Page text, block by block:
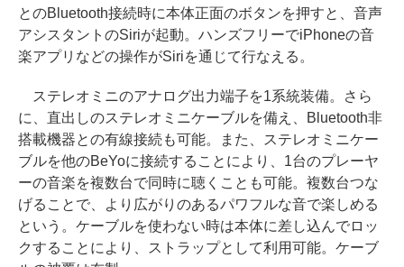
とのBluetooth接続時に本体正面のボタンを押すと、音声
アシスタントのSiriが起動。ハンズフリーでiPhoneの音
楽アプリなどの操作がSiriを通じて行なえる。
ステレオミニのアナログ出力端子を1系統装備。さら
に、直出しのステレオミニケーブルを備え、Bluetooth非
搭載機器との有線接続も可能。また、ステレオミニケー
ブルを他のBeYoに接続することにより、1台のプレーヤ
ーの音楽を複数台で同時に聴くことも可能。複数台つな
げることで、より広がりのあるパワフルな音で楽しめる
という。ケーブルを使わない時は本体に差し込んでロッ
クすることにより、ストラップとして利用可能。ケーブ